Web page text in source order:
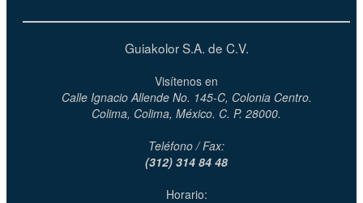
Guiakolor S.A. de C.V.
Visítenos en
Calle Ignacio Allende No. 145-C, Colonia Centro.
Colima, Colima, México. C. P. 28000.
Teléfono / Fax:
(312) 314 84 48
Horario: